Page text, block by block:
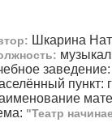
Шкарина
пункт:
"Театр